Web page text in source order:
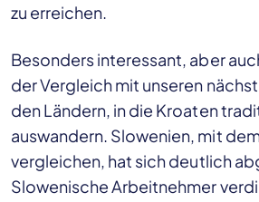
zu erreichen.
Besonders interessant, aber
der Vergleich mit unseren
den Ländern, in die Kroaten
auswandern. Slowenien, mit
vergleichen, hat sich deutlich
Slowenische Arbeitnehmer